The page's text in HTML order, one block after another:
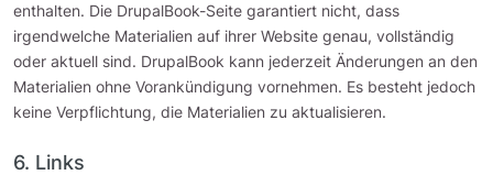
enthalten. Die DrupalBook-Seite garantiert nicht, dass
irgendwelche Materialien auf ihrer Website genau, vollständig
oder aktuell sind. DrupalBook kann jederzeit Änderungen an den
Materialien ohne Vorankündigung vornehmen. Es besteht jedoch
keine Verpflichtung, die Materialien zu aktualisieren.
6. Links